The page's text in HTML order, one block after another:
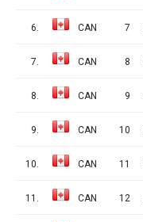
6. CAN 7
7. CAN 8
8. CAN 9
9. CAN 10
10. CAN 11
11. CAN 12